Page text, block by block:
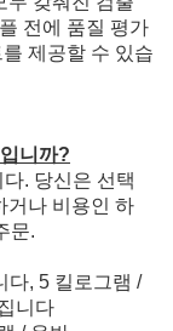
전에 품질 평가
제공할 수 있습
니까?
. 당신은 선택
거나 비용인 하
문.
다, 5 킬로그램 /
니다